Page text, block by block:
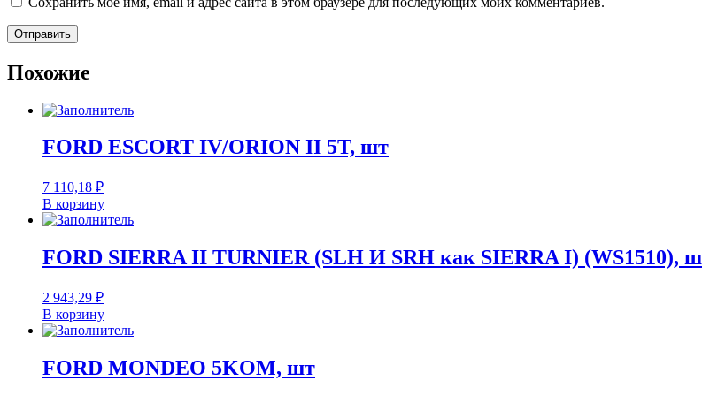
Похожие
FORD ESCORT IV/ORION II 5T, шт
7 110,18 ₽
В корзину
FORD SIERRA II TURNIER (SLH И SRH как SIERRA I) (WS1510),
2 943,29 ₽
В корзину
FORD MONDEO 5KOM, шт